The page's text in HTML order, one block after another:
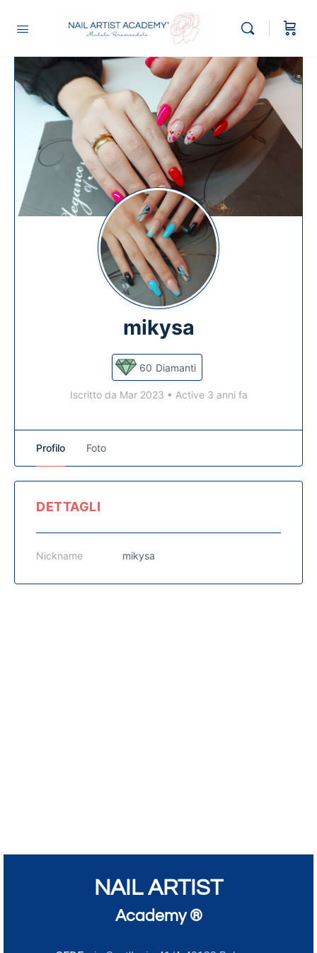
mikysa
60 Diamanti
Iscritto da Mar 2023 • Active 3 anni fa
Profilo Foto
DETTAGLI
Nickname mikysa
NAIL ARTIST
Academy ®